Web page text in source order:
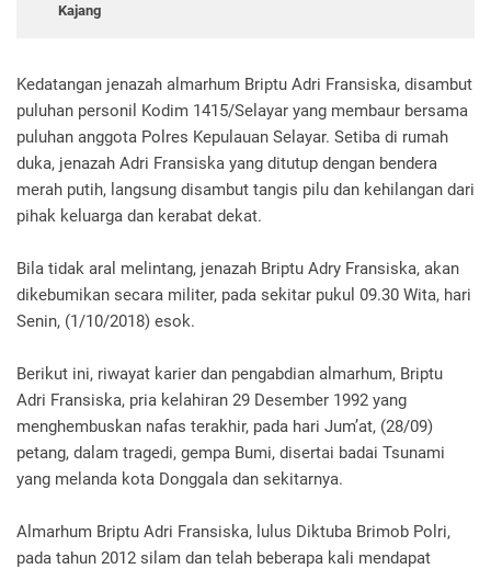
Kajang
Kedatangan jenazah almarhum Briptu Adri Fransiska, disambut
puluhan personil Kodim 1415/Selayar yang membaur bersama
puluhan anggota Polres Kepulauan Selayar. Setiba di rumah
duka, jenazah Adri Fransiska yang ditutup dengan bendera
merah putih, langsung disambut tangis pilu dan kehilangan dari
pihak keluarga dan kerabat dekat.
Bila tidak aral melintang, jenazah Briptu Adry Fransiska, akan
dikebumikan secara militer, pada sekitar pukul 09.30 Wita, hari
Senin, (1/10/2018) esok.
Berikut ini, riwayat karier dan pengabdian almarhum, Briptu
Adri Fransiska, pria kelahiran 29 Desember 1992 yang
menghembuskan nafas terakhir, pada hari Jum’at, (28/09)
petang, dalam tragedi, gempa Bumi, disertai badai Tsunami
yang melanda kota Donggala dan sekitarnya.
Almarhum Briptu Adri Fransiska, lulus Diktuba Brimob Polri,
pada tahun 2012 silam dan telah beberapa kali mendapat